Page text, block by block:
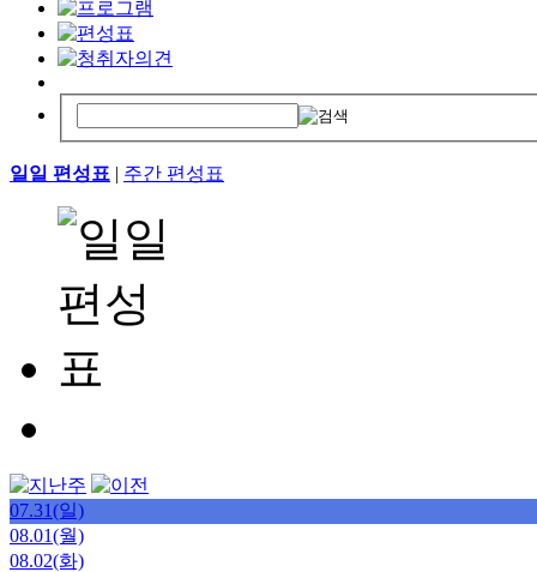
일일 편성표 | 주간 편성표
07.31(일)
08.01(월)
08.02(화)